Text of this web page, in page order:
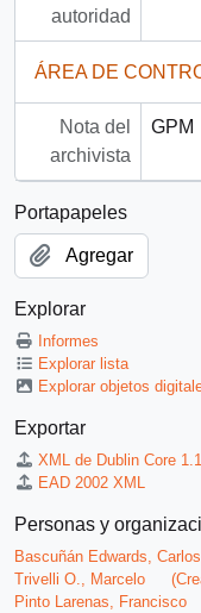
autoridad
ÁREA DE
Nota del
archivista
GPM
Portapapeles
Agregar
Explorar
Informes
Explorar lista
Explorar objetos
Exportar
XML de Dublin Core 1.1
EAD 2002 XML
Personas y
Bascuñán Edwards,
Trivelli O., Marcelo
Pinto Larenas, Francisco